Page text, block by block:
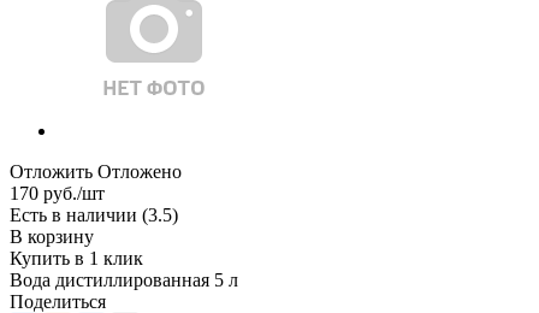
Отложить Отложено
170 руб./шт
Есть в наличии (3.5)
В корзину
Купить в 1 клик
Вода дистиллированная 5 л
Поделиться